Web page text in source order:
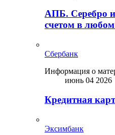
АПБ. Серебро
счетом в
Сбербанк
Информация о
июнь 04 2026
Кредитная
Эксимбанк